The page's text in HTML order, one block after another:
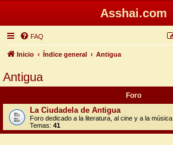
Asshai.com
FAQ
Inicio Índice general Antigua
Antigua
Foro
La Ciudadela de Antigua
Foro dedicado a la literatura, al cine y a la música.
Temas: 41